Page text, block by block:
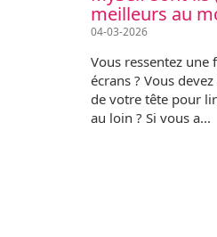
meilleurs au
04-03-2026
Vous ressentez
écrans ? Vous
de votre tête pour
au loin ? Si vous a...